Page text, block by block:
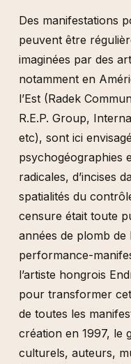
Des manifestations
peuvent être
imaginées par des
notamment en
l’Est (Radek
R.E.P. Group,
etc), sont ici
psychogéographies
radicales, d’incises
spatialités du
censure était toute
années de plomb de
performance-
l’artiste hongrois
pour transformer
de toutes les
création en 1997, le
culturels, auteurs,